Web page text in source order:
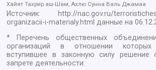
Хайят Тахрир аш-Шам, Ахлю Сунна Валь Джамаа
Источник:
http://nac.gov.ru/
organizacii-i-materialy.html данные на
* Перечень общественных
организаций в отношении
вступившее в законную силу решение
запрете деятельности: